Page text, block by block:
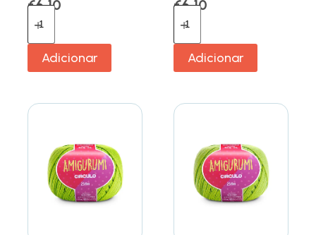
€6.10
Adicionar
€6.10
Adicionar